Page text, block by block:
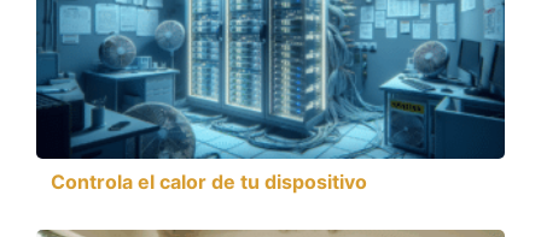
Controla el calor de tu dispositivo